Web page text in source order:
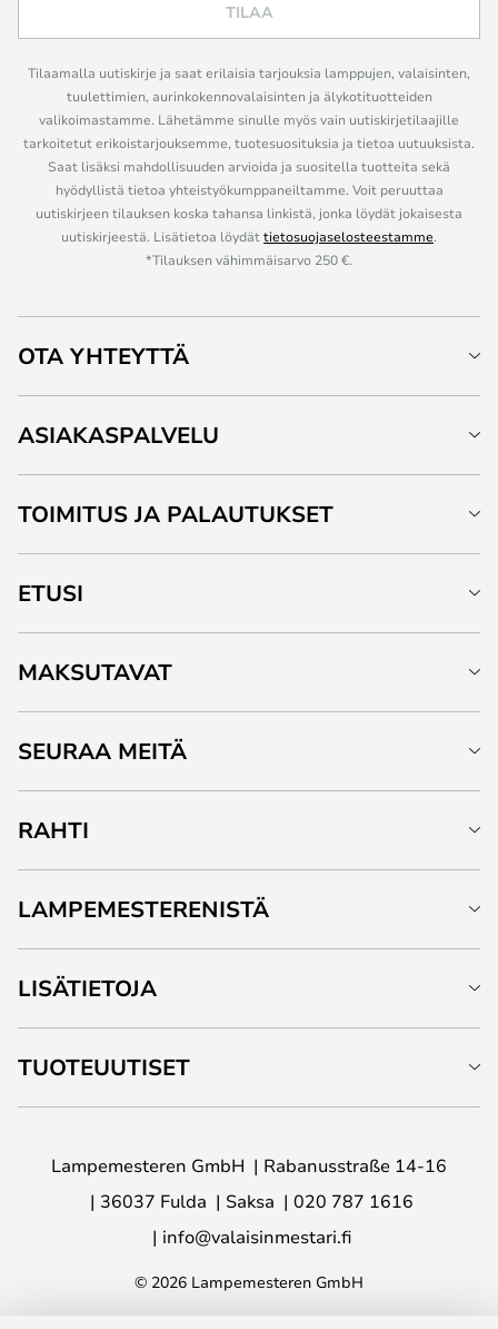
TILAA
Tilaamalla uutiskirje ja saat erilaisia tarjouksia lamppujen, valaisinten,
tuulettimien, aurinkokennovalaisinten ja älykotituotteiden
valikoimastamme. Lähetämme sinulle myös vain uutiskirjetilaajille
tarkoitetut erikoistarjouksemme, tuotesuosituksia ja tietoa uutuuksista.
Saat lisäksi mahdollisuuden arvioida ja suositella tuotteita sekä
hyödyllistä tietoa yhteistyökumppaneiltamme. Voit peruuttaa
uutiskirjeen tilauksen koska tahansa linkistä, jonka löydät jokaisesta
uutiskirjeestä. Lisätietoa löydättietosuojaselosteestamme.
*Tilauksen vähimmäisarvo 250 €.
OTA YHTEYTTÄ
ASIAKASPALVELU
TOIMITUS JA PALAUTUKSET
ETUSI
MAKSUTAVAT
SEURAA MEITÄ
RAHTI
LAMPEMESTERENISTÄ
LISÄTIETOJA
TUOTEUUTISET
Lampemesteren GmbH
Rabanusstraße 14-16
36037 Fulda
Saksa
020 787 1616
info@valaisinmestari.fi
© 2026 Lampemesteren GmbH